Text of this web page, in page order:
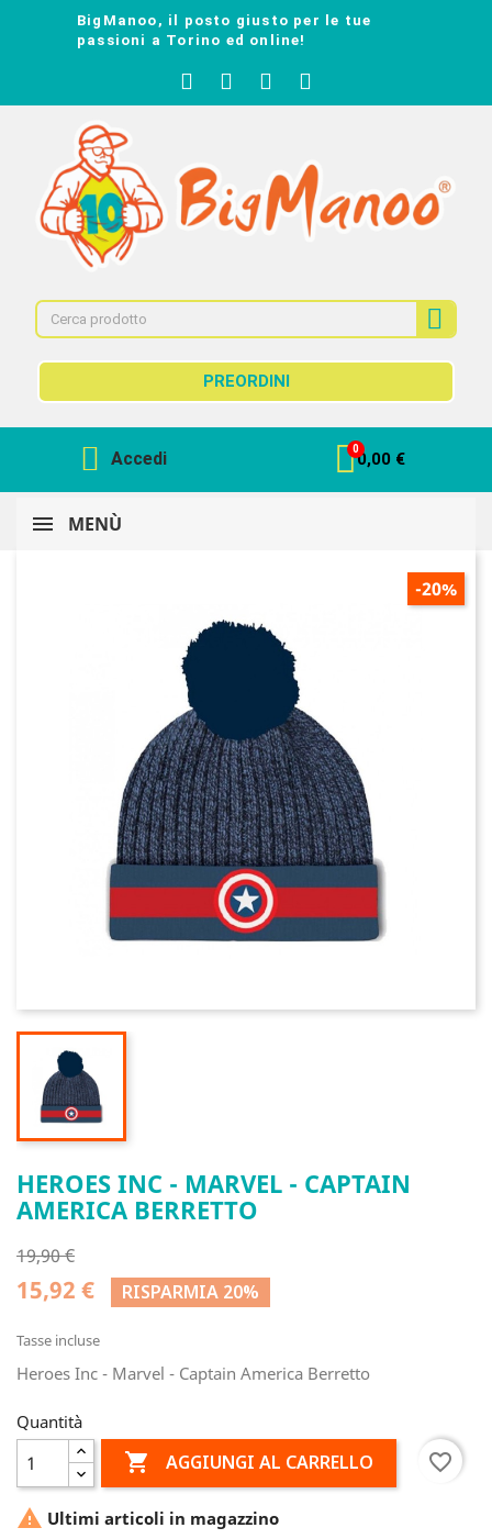
BigManoo, il posto giusto per le tue
passioni a Torino ed online!
PREORDINI
Accedi 0,00 €
MENÙ
-20%
HEROES INC - MARVEL - CAPTAIN
AMERICA BERRETTO
19,90 €
15,92 € RISPARMIA 20%
Tasse incluse
Heroes Inc - Marvel - Captain America Berretto
Quantità
 AGGIUNGI AL CARRELLO favorite_border
 Ultimi articoli in magazzino